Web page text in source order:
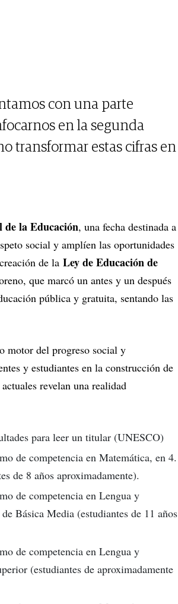
con una parte
en la segunda
transformar estas cifras en
de la Educación, una fecha destinada a
social y amplíen las oportunidades
de la Ley de Educación de
que marcó un antes y un después
pública y gratuita, sentando las
motor del progreso social y
y estudiantes en la construcción de
revelan una realidad
para leer un titular (UNESCO)
de competencia en Matemática, en 4.
de 8 años aproximadamente).
de competencia en Lengua y
Básica Media (estudiantes de 11 años
de competencia en Lengua y
(estudiantes de aproximadamente